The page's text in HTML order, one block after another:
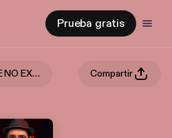
Prueba gratis
HABLEMOS DE LO QUE NO EXISTE Compartir